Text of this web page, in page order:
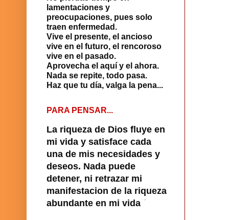
lamentaciones y
preocupaciones, pues solo
traen enfermedad.
Vive el presente, el ancioso
vive en el futuro, el rencoroso
vive en el pasado.
Aprovecha el aquí y el ahora.
Nada se repite, todo pasa.
Haz que tu día, valga la pena...
PARA PENSAR...
La riqueza de Dios fluye en
mi vida y satisface cada
una de mis necesidades y
deseos. Nada puede
detener, ni retrazar mi
manifestacion de la riqueza
abundante en mi vida ´